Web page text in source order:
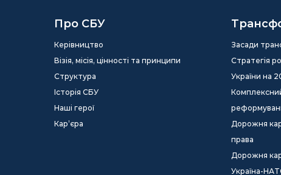
Про СБУ
Керівництво
Візія, місія, цінності та принципи
Структура
Історія СБУ
Наші герої
Кар’єра
Засади
Стратегія
України на
Дорожня
права
Дорожня
Україна-